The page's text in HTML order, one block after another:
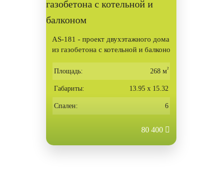
AS-181 - проект двухэтажного дома
из газобетона с котельной и балконо
Площадь: 268 м²
Габариты: 13.95 х 15.32
Спален: 6
80 400